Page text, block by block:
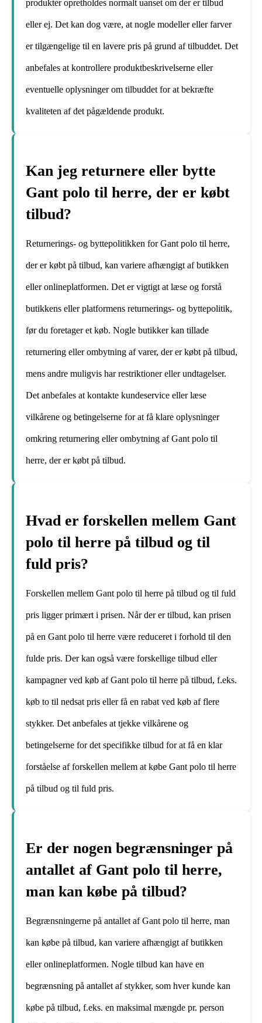
produkter opretholdes normalt uanset om der er tilbud
eller ej. Det kan dog være, at nogle modeller eller farver
er tilgængelige til en lavere pris på grund af tilbuddet. Det
anbefales at kontrollere produktbeskrivelserne eller
eventuelle oplysninger om tilbuddet for at bekræfte
kvaliteten af det pågældende produkt.
Kan jeg returnere eller bytte
Gant polo til herre, der er købt
tilbud?
Returnerings- og byttepolitikken for Gant polo til herre,
der er købt på tilbud, kan variere afhængigt af butikken
eller onlineplatformen. Det er vigtigt at læse og forstå
butikkens eller platformens returnerings- og byttepolitik,
før du foretager et køb. Nogle butikker kan tillade
returnering eller ombytning af varer, der er købt på tilbud,
mens andre muligvis har restriktioner eller undtagelser.
Det anbefales at kontakte kundeservice eller læse
vilkårene og betingelserne for at få klare oplysninger
omkring returnering eller ombytning af Gant polo til
herre, der er købt på tilbud.
Hvad er forskellen mellem Gant
polo til herre på tilbud og til
fuld pris?
Forskellen mellem Gant polo til herre på tilbud og til fuld
pris ligger primært i prisen. Når der er tilbud, kan prisen
på en Gant polo til herre være reduceret i forhold til den
fulde pris. Der kan også være forskellige tilbud eller
kampagner ved køb af Gant polo til herre på tilbud, f.eks.
køb to til nedsat pris eller få en rabat ved køb af flere
stykker. Det anbefales at tjekke vilkårene og
betingelserne for det specifikke tilbud for at få en klar
forståelse af forskellen mellem at købe Gant polo til herre
på tilbud og til fuld pris.
Er der nogen begrænsninger på
antallet af Gant polo til herre,
man kan købe på tilbud?
Begrænsningerne på antallet af Gant polo til herre, man
kan købe på tilbud, kan variere afhængigt af butikken
eller onlineplatformen. Nogle tilbud kan have en
begrænsning på antallet af stykker, som hver kunde kan
købe på tilbud, f.eks. en maksimal mængde pr. person